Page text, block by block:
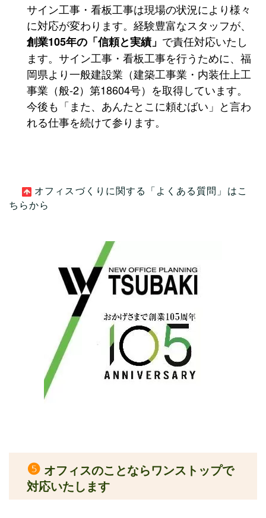
サイン工事・看板工事は現場の状況により様々
に対応が変わります。経験豊富なスタッフが、
創業105年の「信頼と実績」 で責任対応いたし
ます。サイン工事・看板工事を行うために、福
岡県より一般建設業（建築工事業・内装仕上工
事業（般-2）第18604号）を取得しています。
今後も「また、あんたとこに頼むばい」と言わ
れる仕事を続けて参ります。
オフィスづくりに関する「よくある質問」 はこ
ちらから
❺ オフィスのことならワンストップで
対応いたします